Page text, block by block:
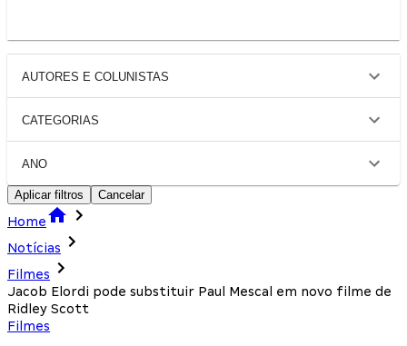
AUTORES E COLUNISTAS
CATEGORIAS
ANO
Aplicar filtros Cancelar
Home
Notícias
Filmes
Jacob Elordi pode substituir Paul Mescal em novo filme de
Ridley Scott
Filmes